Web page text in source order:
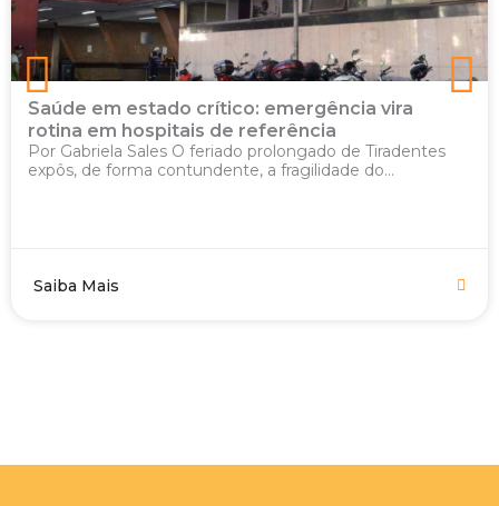
Saúde em estado crítico: emergência vira
rotina em hospitais de referência
Por Gabriela Sales O feriado prolongado de Tiradentes
expôs, de forma contundente, a fragilidade do...
Saiba Mais